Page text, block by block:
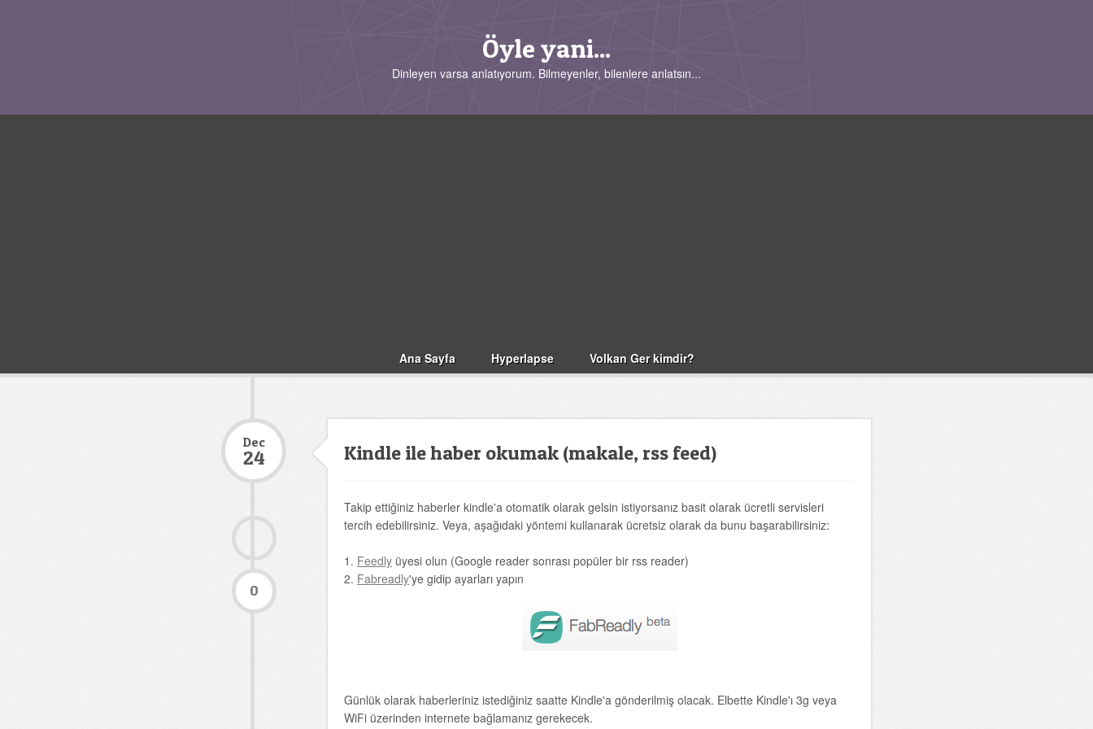
Öyle yani...
Dinleyen varsa anlatıyorum. Bilmeyenler, bilenlere anlatsın...
Ana Sayfa Hyperlapse Volkan Ger kimdir?
Kindle ile haber okumak (makale, rss feed)
Dec
24
0
Takip ettiğiniz haberler kindle'a otomatik olarak gelsin istiyorsanız basit olarak ücretli servisleri
tercih edebilirsiniz. Veya, aşağıdaki yöntemi kullanarak ücretsiz olarak da bunu başarabilirsiniz:
1. Feedly üyesi olun (Google reader sonrası popüler bir rss reader)
2. Fabreadly'ye gidip ayarları yapın
Günlük olarak haberleriniz istediğiniz saatte Kindle'a gönderilmiş olacak. Elbette Kindle'ı 3g veya
WiFi üzerinden internete bağlamanız gerekecek.